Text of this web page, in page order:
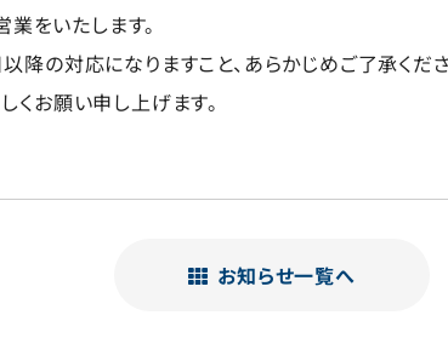
をいたします。
の対応になりますこと、あらかじめご了承くださ
くお願い申し上げます。
お知らせ一覧へ